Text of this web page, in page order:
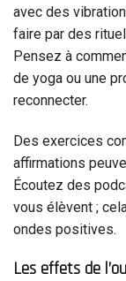
avec des
faire par des
Pensez à
de yoga ou une
reconnecter.
Des exercices
affirmations
Écoutez des
vous élèvent ;
ondes positives.
Les effets de